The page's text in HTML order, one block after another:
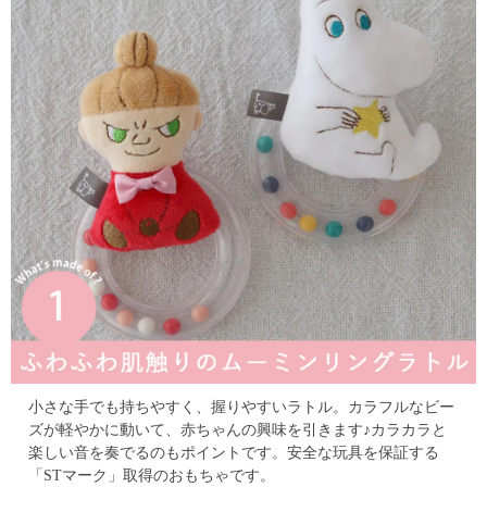
小さな手でも持ちやすく、握りやすいラトル。 カラフルなビー
ズが軽やかに動いて、赤ちゃんの興味を引きます♪カラカラと
楽しい音を奏でるのもポイントです。 安全な玩具を保証する
「STマーク」取得のおもちゃです。